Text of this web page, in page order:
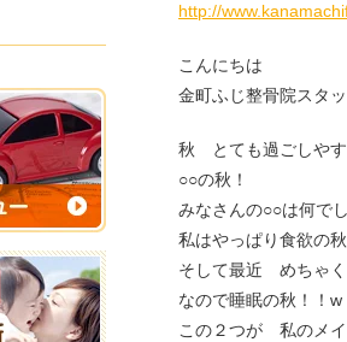
http://
こんにちは
金町ふじ整骨院スタッ
秋 とても過ごしやす
○○の秋！
みなさんの○○は何で
私はやっぱり食欲の
そして最近 めちゃく
なので睡眠の秋！！w
この２つが 私のメイ